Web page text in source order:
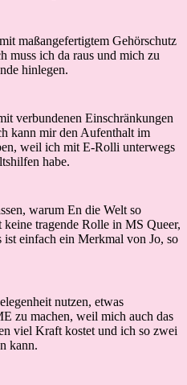
maßangefertigtem Gehörschutz
muss ich da raus und mich zu
hinlegen.
verbundenen Einschränkungen
kann mir den Aufenthalt im
weil ich mit E-Rolli unterwegs
habe.
warum En die Welt so
tragende Rolle in MS Queer,
ist einfach ein Merkmal von Jo, so
nutzen, etwas
zu machen, weil mich auch das
viel Kraft kostet und ich so zwei
kann.